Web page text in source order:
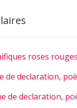
roses
de declaration,
de declaration,